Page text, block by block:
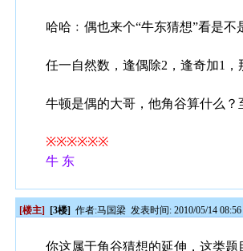
哈哈﹕偶也来个“牛东猜想”看是不
任一自然数，逢偶除2，逢奇加1
牛顿是偶的大哥，他角谷算什么？
※※※※※※
牛 东
[楼主] [3楼] 作者:马国梁 发表时间: 2010/05/14 08:56
你这属于角谷猜想的延伸，这类